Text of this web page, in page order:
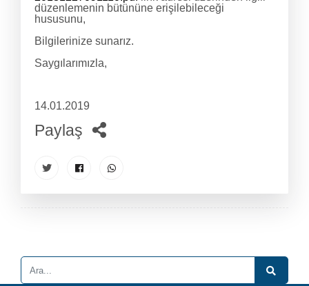
düzenlemenin bütününe erişilebileceği
hususunu,
Bilgilerinize sunarız.
Saygılarımızla,
14.01.2019
Paylaş